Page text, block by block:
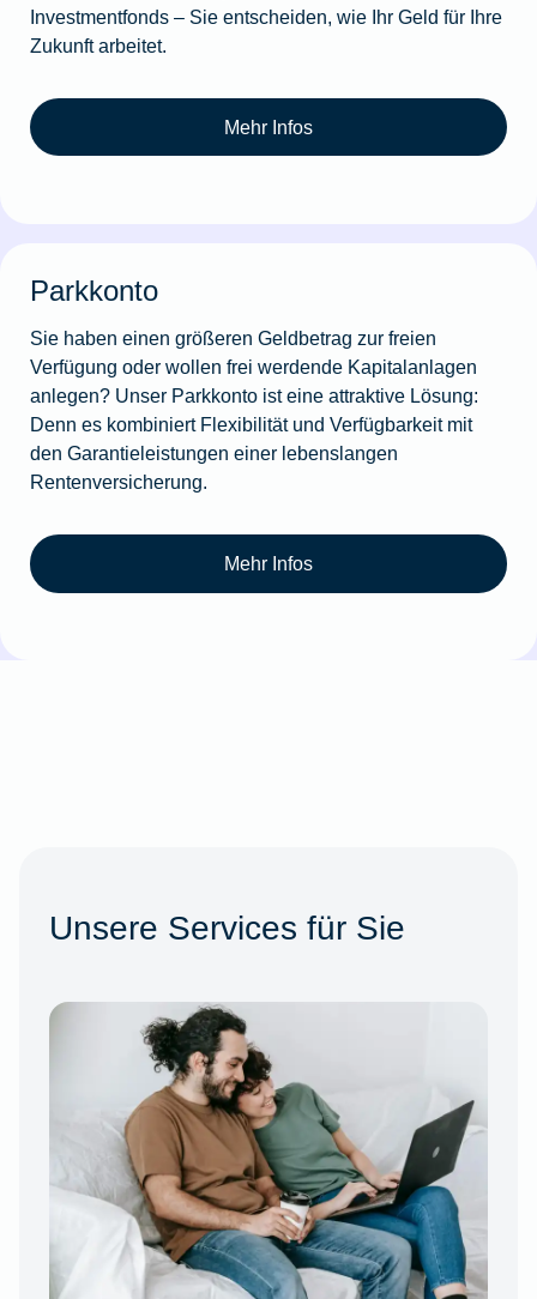
Investmentfonds – Sie entscheiden, wie Ihr Geld für Ihre
Zukunft arbeitet.
Mehr Infos
Parkkonto
Sie haben einen größeren Geldbetrag zur freien
Verfügung oder wollen frei werdende Kapitalanlagen
anlegen? Unser Parkkonto ist eine attraktive Lösung:
Denn es kombiniert Flexibilität und Verfügbarkeit mit
den Garantieleistungen einer lebenslangen
Rentenversicherung.
Mehr Infos
Unsere Services für Sie